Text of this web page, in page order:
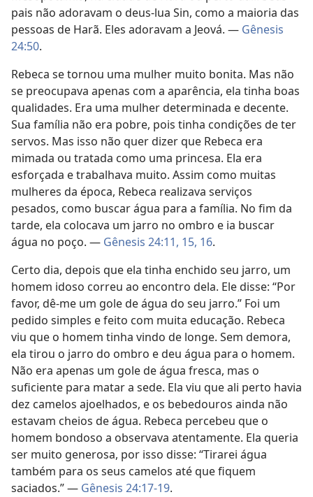
pais não adoravam o deus-lua Sin, como a maioria das
pessoas de Harã. Eles adoravam a Jeová. — Gênesis
24:50.
Rebeca se tornou uma mulher muito bonita. Mas não
se preocupava apenas com a aparência, ela tinha boas
qualidades. Era uma mulher determinada e decente.
Sua família não era pobre, pois tinha condições de ter
servos. Mas isso não quer dizer que Rebeca era
mimada ou tratada como uma princesa. Ela era
esforçada e trabalhava muito. Assim como muitas
mulheres da época, Rebeca realizava serviços
pesados, como buscar água para a família. No fim da
tarde, ela colocava um jarro no ombro e ia buscar
água no poço. — Gênesis 24:11, 15, 16.
Certo dia, depois que ela tinha enchido seu jarro, um
homem idoso correu ao encontro dela. Ele disse: “Por
favor, dê-me um gole de água do seu jarro.” Foi um
pedido simples e feito com muita educação. Rebeca
viu que o homem tinha vindo de longe. Sem demora,
ela tirou o jarro do ombro e deu água para o homem.
Não era apenas um gole de água fresca, mas o
suficiente para matar a sede. Ela viu que ali perto havia
dez camelos ajoelhados, e os bebedouros ainda não
estavam cheios de água. Rebeca percebeu que o
homem bondoso a observava atentamente. Ela queria
ser muito generosa, por isso disse: “Tirarei água
também para os seus camelos até que fiquem
saciados.” — Gênesis 24:17-19.